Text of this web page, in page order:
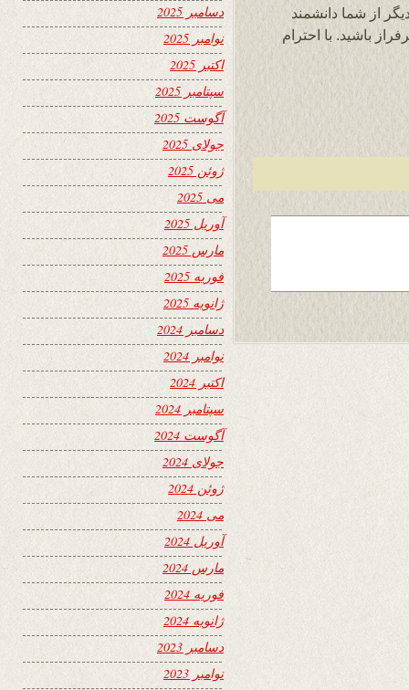
از شما دانشمند
باشید. با احترام
دسامبر 2025
نوامبر 2025
اکتبر 2025
سپتامبر 2025
آگوست 2025
جولای 2025
ژوئن 2025
می 2025
آوریل 2025
مارس 2025
فوریه 2025
ژانویه 2025
دسامبر 2024
نوامبر 2024
اکتبر 2024
سپتامبر 2024
آگوست 2024
جولای 2024
ژوئن 2024
می 2024
آوریل 2024
مارس 2024
فوریه 2024
ژانویه 2024
دسامبر 2023
نوامبر 2023